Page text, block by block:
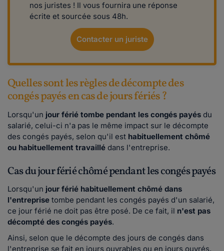
nos juristes ! Il vous fournira une réponse
écrite et sourcée sous 48h.
Contacter un juriste
Quelles sont les règles de décompte des
congés payés en cas de jours fériés ?
Lorsqu'un jour férié tombe pendant les congés payés du
salarié, celui-ci n'a pas le même impact sur le décompte
des congés payés, selon qu'il est habituellement chômé
ou habituellement travaillé dans l'entreprise.
Cas du jour férié chômé pendant les congés payés
Lorsqu'un jour férié habituellement chômé dans
l'entreprise tombe pendant les congés payés d'un salarié,
ce jour férié ne doit pas être posé. De ce fait, il n'est pas
décompté des congés payés.
Ainsi, selon que le décompte des jours de congés dans
l'entreprise se fait en jours ouvrables ou en jours ouvrés,